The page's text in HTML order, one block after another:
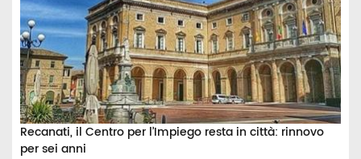
Recanati, il Centro per l’Impiego resta in città: rinnovo
per sei anni